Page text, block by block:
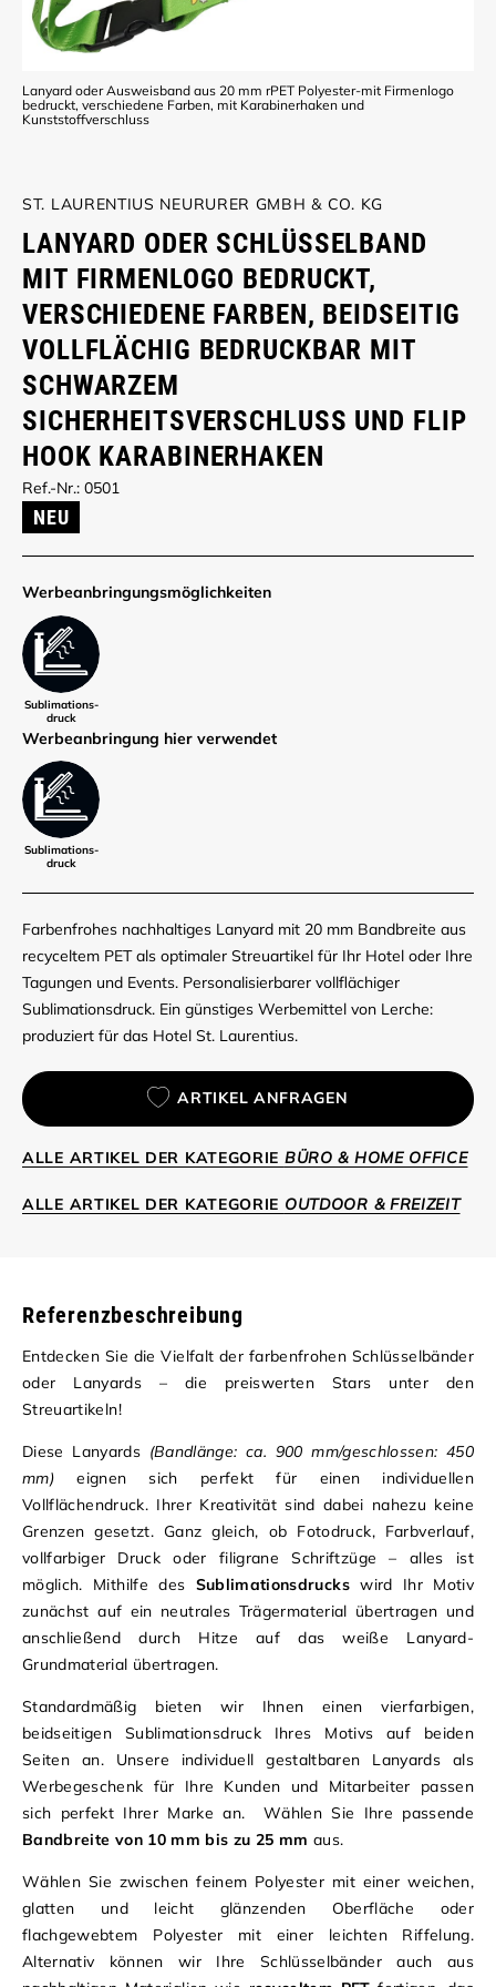
Lanyard oder Ausweisband aus 20 mm rPET Polyester-mit Firmenlogo
bedruckt, verschiedene Farben, mit Karabinerhaken und
Kunststoffverschluss
ST. LAURENTIUS NEURURER GMBH & CO. KG
LANYARD ODER SCHLÜSSELBAND
MIT FIRMENLOGO BEDRUCKT,
VERSCHIEDENE FARBEN, BEIDSEITIG
VOLLFLÄCHIG BEDRUCKBAR MIT
SCHWARZEM
SICHERHEITSVERSCHLUSS UND FLIP
HOOK KARABINERHAKEN
Ref.-Nr.: 0501
NEU
Werbe­anbringungs­möglich­keiten
Sublimations­
druck
Werbe­anbringung hier verwendet
Sublimations­
druck
Farbenfrohes nachhaltiges Lanyard mit 20 mm Bandbreite aus
recyceltem PET als optimaler Streuartikel für Ihr Hotel oder Ihre
Tagungen und Events. Personalisierbarer vollflächiger
Sublimationsdruck. Ein günstiges Werbemittel von Lerche:
produziert für das Hotel St. Laurentius.
ARTIKEL ANFRAGEN
ALLE ARTIKEL DER KATEGORIE BÜRO & HOME OFFICE
ALLE ARTIKEL DER KATEGORIE OUTDOOR & FREIZEIT
Referenzbeschreibung
Entdecken Sie die Vielfalt der farbenfrohen Schlüsselbänder
oder Lanyards – die preiswerten Stars unter den
Streuartikeln!
Diese Lanyards (Bandlänge: ca. 900 mm/geschlossen: 450
mm)eignen sich perfekt für einen individuellen
Vollflächendruck. Ihrer Kreativität sind dabei nahezu keine
Grenzen gesetzt. Ganz gleich, ob Fotodruck, Farbverlauf,
vollfarbiger Druck oder filigrane Schriftzüge – alles ist
möglich. Mithilfe des Sublimationsdruckswird Ihr Motiv
zunächst auf ein neutrales Trägermaterial übertragen und
anschließend durch Hitze auf das weiße Lanyard-
Grundmaterial übertragen.
Standardmäßig bieten wir Ihnen einen vierfarbigen,
beidseitigen Sublimationsdruck Ihres Motivs auf beiden
Seiten an. Unsere individuell gestaltbaren Lanyards als
Werbegeschenk für Ihre Kunden und Mitarbeiter passen
sich perfekt Ihrer Marke an. Wählen Sie Ihre passende
Bandbreite von 10 mm bis zu 25 mm aus.
Wählen Sie zwischen feinem Polyester mit einer weichen,
glatten und leicht glänzenden Oberfläche oder
flachgewebtem Polyester mit einer leichten Riffelung.
Alternativ können wir Ihre Schlüsselbänder auch aus